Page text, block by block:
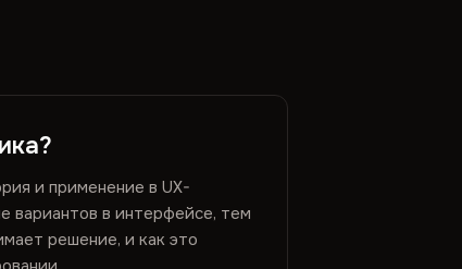
и применение в UX-
вариантов в интерфейсе, тем
решение, и как это